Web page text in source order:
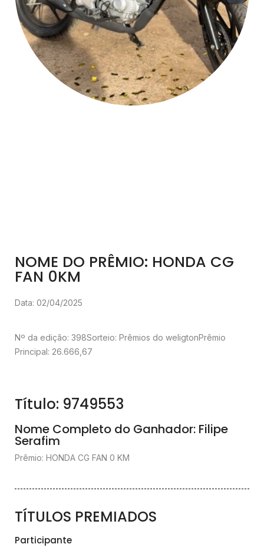
NOME DO PRÊMIO: HONDA CG
FAN 0KM
Data: 02/04/2025
Nº da edição: 398Sorteio: Prêmios do weligtonPrêmio
Principal: 26.666,67
Título: 9749553
Nome Completo do Ganhador: Filipe
Serafim
Prêmio: HONDA CG FAN 0 KM
TÍTULOS PREMIADOS
Participante